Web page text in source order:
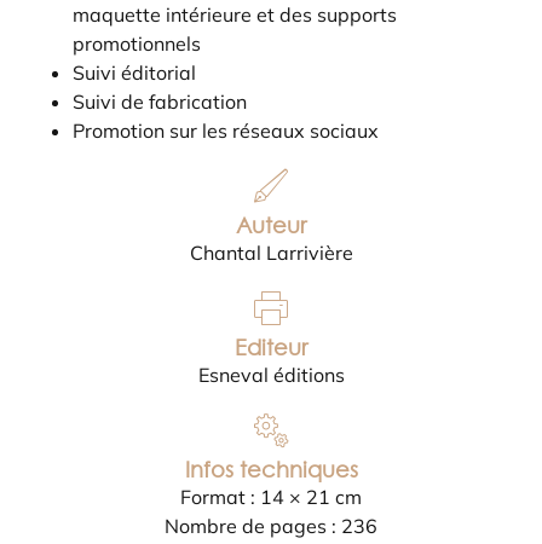
maquette intérieure et des supports
promotionnels
Suivi éditorial
Suivi de fabrication
Promotion sur les réseaux sociaux
Auteur
Chantal Larrivière
Editeur
Esneval éditions
Infos techniques
Format : 14 × 21 cm
Nombre de pages : 236